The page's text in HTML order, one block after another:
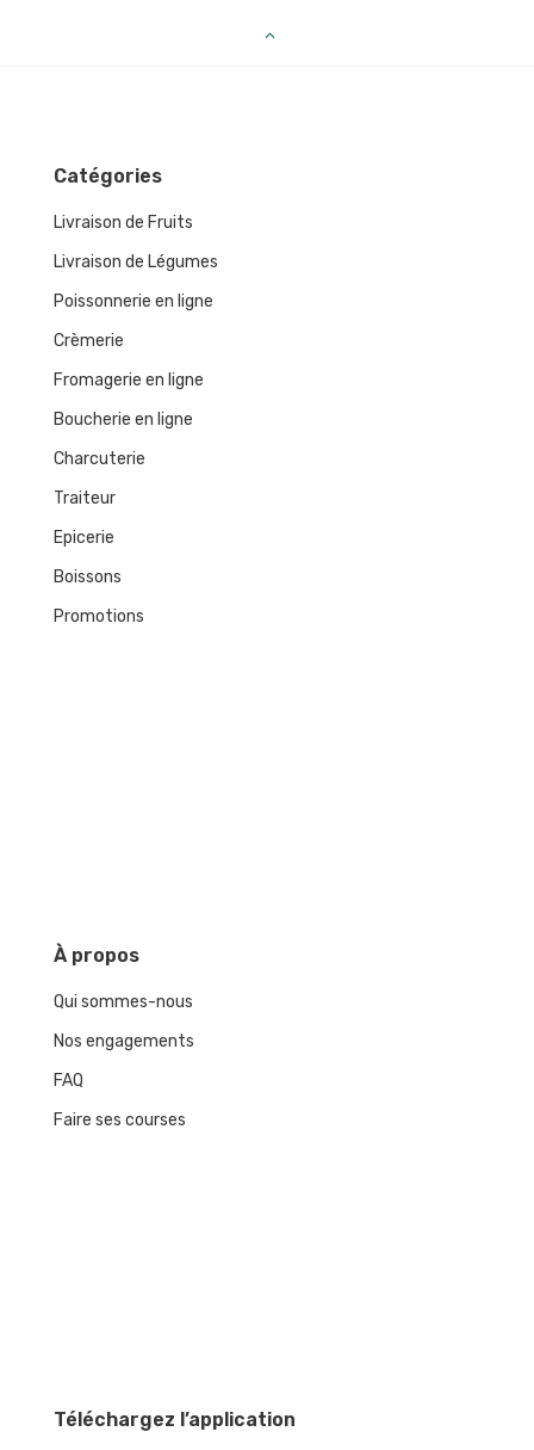
Catégories
Livraison de Fruits
Livraison de Légumes
Poissonnerie en ligne
Crèmerie
Fromagerie en ligne
Boucherie en ligne
Charcuterie
Traiteur
Epicerie
Boissons
Promotions
Àpropos
Qui sommes-nous
Nos engagements
FAQ
Faire ses courses
Téléchargez l’application